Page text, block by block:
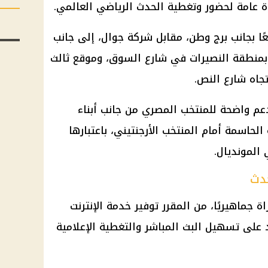
عامة لحضور وتغطية الحدث الرياضي العالمي.
برج وطن، مقابل شركة جوال، إلى جانب
النصيرات في شارع السوق، وموقع ثالث
شارع النص.
واضحة للمنتخب المصري من جانب أبناء
أمام المنتخب الأرجنتيني، باعتبارها
جماهيريًا، من المقرر توفير خدمة الإنترنت
على تسهيل البث المباشر والتغطية الإعلامية